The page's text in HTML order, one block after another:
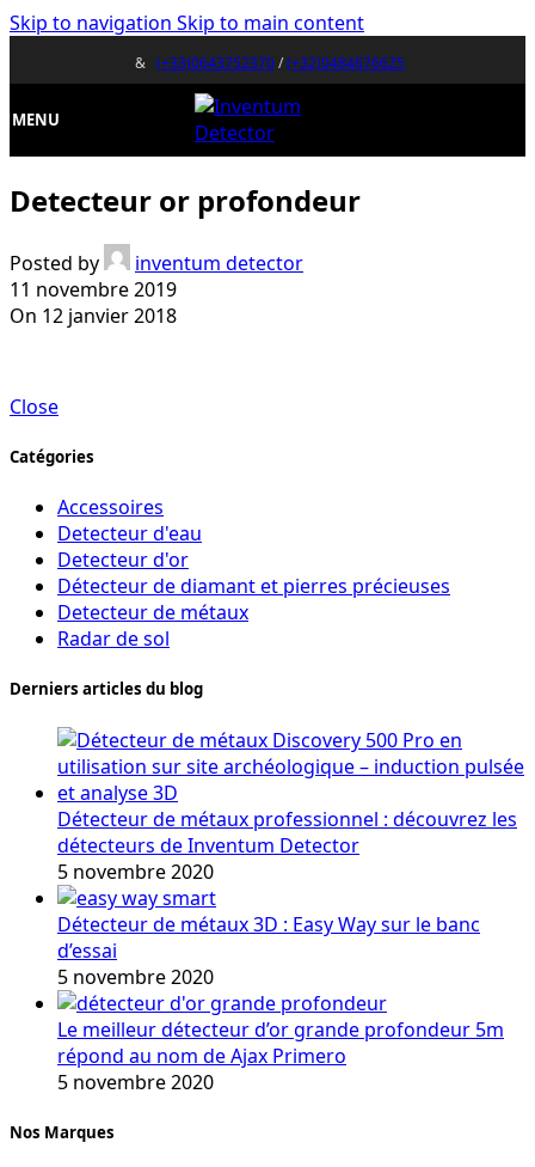
Skip to navigation Skip to main content
& (+33)0643752370/(+32)0484676625
MENU
Detecteur or profondeur
Posted by
inventum detector
11 novembre 2019
On 12 janvier 2018
Close
Catégories
Accessoires
Detecteur d'eau
Detecteur d'or
Détecteur de diamant et pierres précieuses
Detecteur de métaux
Radar de sol
Derniers articles du blog
Détecteur de métaux professionnel : découvrez les
détecteurs de Inventum Detector
5 novembre 2020
Détecteur de métaux 3D : Easy Way sur le banc
d’essai
5 novembre 2020
Le meilleur détecteur d’or grande profondeur 5m
répond au nom de Ajax Primero
5 novembre 2020
Nos Marques